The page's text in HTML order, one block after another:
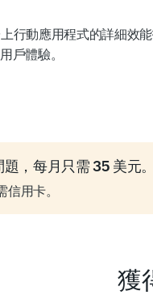
行動應用程式的詳細效
戶體驗。
，每月只需 35 美元。
用卡。
獲